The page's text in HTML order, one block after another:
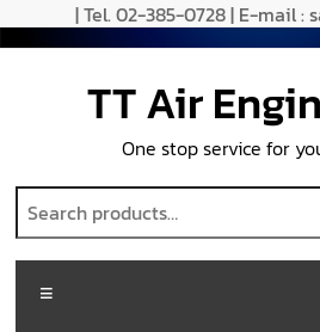
| Tel. 02-385-0728 | E-mail :
TT Air
One stop service for